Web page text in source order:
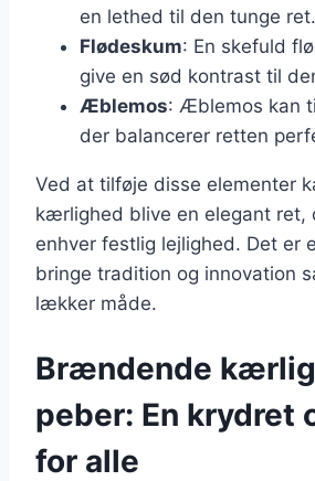
en lethed til den tunge ret.
Flødeskum: En skefuld
give en sød kontrast til
Æblemos: Æblemos kan
der balancerer retten
Ved at tilføje disse elementer
kærlighed blive en elegant ret,
enhver festlig lejlighed. Det er
bringe tradition og innovation
lækker måde.
Brændende
peber: En krydret
for alle